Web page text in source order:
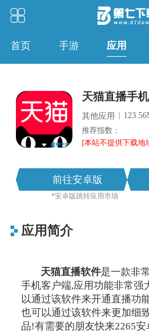
首页 手游 应用
天猫直播手
其他应用 |
推荐指数：
[本站不提供下载地
前往安卓版
*安卓版跳转应用市场
应用简介
天猫直播软件是一款非
手机客户端,应用功能非常强
以通过该软件来开通直播功
也可以通过该软件来更加细
品!有需要的朋友快来2265